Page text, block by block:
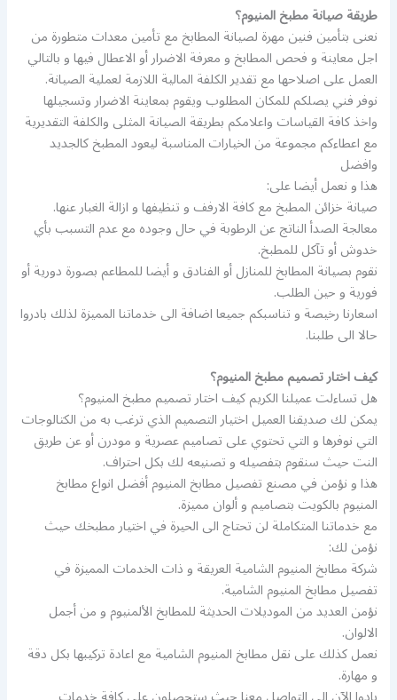
طريقة صيانة مطبخ المنيوم؟
نعنى بتأمين فنين مهرة لصيانة المطابخ مع تأمين معدات متطورة من
اجل معاينة و فحص المطابخ و معرفة الاضرار أو الاعطال فيها و بالتالي
العمل على اصلاحها مع تقدير الكلفة المالية اللازمة لعملية الصيانة.
نوفر فني يصلكم للمكان المطلوب ويقوم بمعاينة الاضرار وتسجيلها
واخذ كافة القياسات واعلامكم بطريقة الصيانة المثلى والكلفة التقديرية
مع اعطاءكم مجموعة من الخيارات المناسبة ليعود المطبخ كالجديد
وافضل
هذا و نعمل أيضا على:
صيانة خزائن المطبخ مع كافة الارفف و تنظيفها و ازالة الغبار عنها.
معالجة الصدأ الناتج عن الرطوبة في حال وجوده مع عدم التسبب بأي
خدوش أو تآكل للمطبخ.
نقوم بصيانة المطابخ للمنازل أو الفنادق و أيضا للمطاعم بصورة دورية أو
فورية و حين الطلب.
اسعارنا رخيصة و تناسبكم جميعا اضافة الى خدماتنا المميزة لذلك بادروا
حالا الى طلبنا.
كيف اختار تصميم مطبخ المنيوم؟
هل تساءلت عميلنا الكريم كيف اختار تصميم مطبخ المنيوم؟
يمكن لك صديقنا العميل اختيار التصميم الذي ترغب به من الكتالوجات
التي نوفرها و التي تحتوي على تصاميم عصرية و مودرن أو عن طريق
النت حيث سنقوم بتفصيله و تصنيعه لك بكل احتراف.
هذا و نؤمن في مصنع تفصيل مطابخ المنيوم أفضل انواع مطابخ
المنيوم بالكويت بتصاميم و ألوان مميزة.
مع خدماتنا المتكاملة لن تحتاج الى الحيرة في اختيار مطبخك حيث
نؤمن لك:
شركة مطابخ المنيوم الشامية العريقة و ذات الخدمات المميزة في
تفصيل مطابخ المنيوم الشامية.
نؤمن العديد من الموديلات الحديثة للمطابخ الألمنيوم و من أجمل
الالوان.
نعمل كذلك على نقل مطابخ المنيوم الشامية مع اعادة تركيبها بكل دقة
و مهارة.